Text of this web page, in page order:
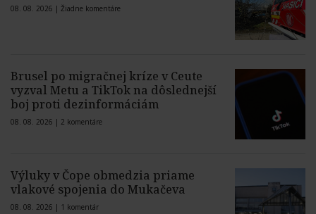
08. 08. 2026 | Žiadne komentáre
Brusel po migračnej kríze v Ceute
vyzval Metu a TikTok na dôslednejší
boj proti dezinformáciám
08. 08. 2026 | 2 komentáre
Výluky v Čope obmedzia priame
vlakové spojenia do Mukačeva
08. 08. 2026 | 1 komentár